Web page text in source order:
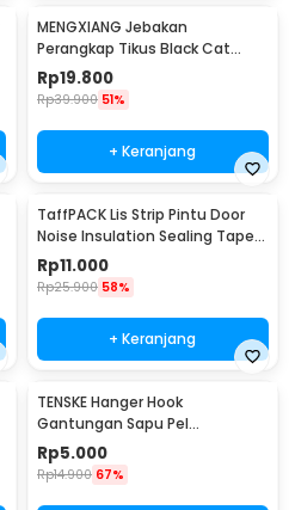
MENGXIANG Jebakan
Perangkap Tikus Black Cat
Mousetrap 2 PCS - JB56
Rp19.800
Rp39.900 51%
+ Keranjang
TaffPACK Lis Strip Pintu Door
Noise Insulation Sealing Tape
5Mx3cm - B35
Rp11.000
Rp25.900 58%
+ Keranjang
TENSKE Hanger Hook
Gantungan Sapu Pel
Multifungsi 1 PCS - GF-016
Rp5.000
Rp14.900 67%